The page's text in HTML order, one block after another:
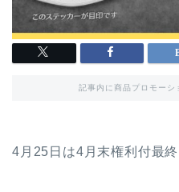
記事内に商品プロモーシ
4月25日は4月末権利付最終